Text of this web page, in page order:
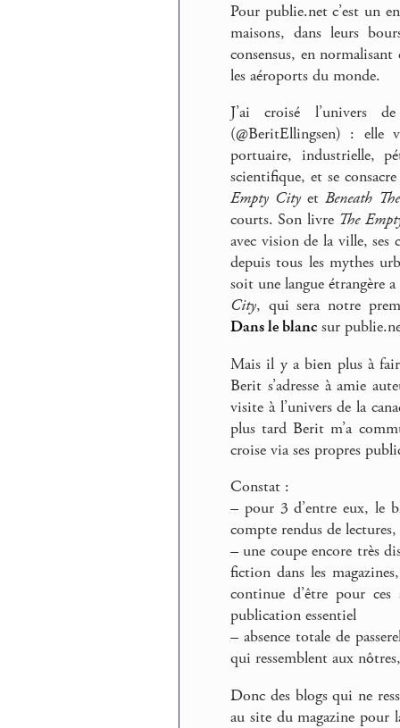
Pour publie.net c’est un
maisons, dans leurs
consensus, en
les aéroports du monde.
J’ai croisé l’univers
(@BeritEllingsen) : elle
portuaire, industrielle,
scientifique, et se
Empty Cityet Beneath
courts. Son livre The
avec vision de la ville, ses
depuis tous les mythes
soit une langue étrangère
City, qui sera notre
Dans le blanc sur
Mais il y a bien plus à
Berit s’adresse à amie
visite à l’univers de la
plus tard Berit m’a
croise via ses propres
Constat :
– pour 3 d’entre eux, le
compte rendus de lectures,
– une coupe encore très
fiction dans les
continue d’être pour
publication essentiel
– absence totale de
qui ressemblent aux
Donc des blogs qui ne
au site du magazine pour